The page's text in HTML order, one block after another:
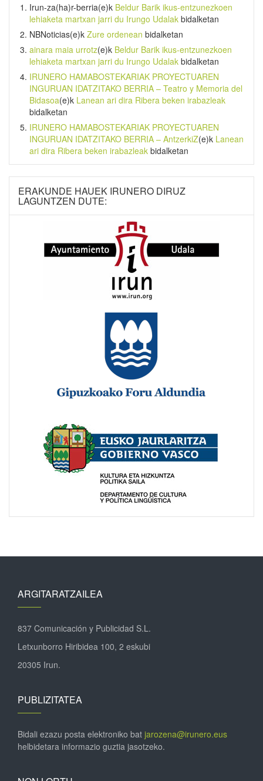
Irun-za(ha)r-berria(e)k Beldur Barik ikus-entzunezkoen
lehiaketa martxan jarri du Irungo Udalak bidalketan
NBNoticias(e)k Zure ordenean bidalketan
ainara maia urrotz(e)k Beldur Barik ikus-entzunezkoen
lehiaketa martxan jarri du Irungo Udalak bidalketan
IRUNERO HAMABOSTEKARIAK PROYECTUAREN
INGURUAN IDATZITAKO BERRIA – Teatro y Memoria del
Bidasoa(e)k Lanean ari dira Ribera beken irabazleak
bidalketan
IRUNERO HAMABOSTEKARIAK PROYECTUAREN
INGURUAN IDATZITAKO BERRIA – AntzerkiZ(e)k Lanean
ari dira Ribera beken irabazleak bidalketan
ERAKUNDE HAUEK IRUNERO DIRUZ
LAGUNTZEN DUTE:
ARGITARATZAILEA
837 Comunicación y Publicidad S.L.
Letxunborro Hiribidea 100, 2 eskubi
20305 Irun.
PUBLIZITATEA
Bidali ezazu posta elektroniko bat jarozena@irunero.eus
helbidetara informazio guztia jasotzeko.